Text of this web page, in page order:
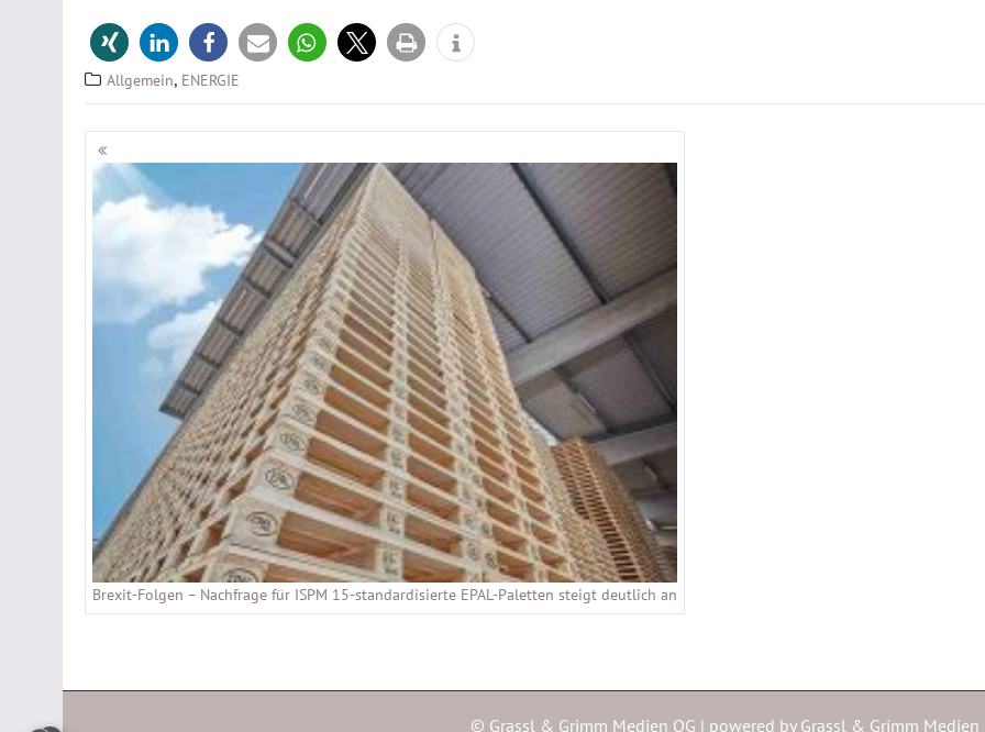
Allgemein, ENERGIE
Beitragsnavigation
Brexit-Folgen – Nachfrage für ISPM 15-standardisierte EPAL-Paletten steigt deutlich an
© Grassl & Grimm Medien OG | powered by Grassl & Grimm Medien